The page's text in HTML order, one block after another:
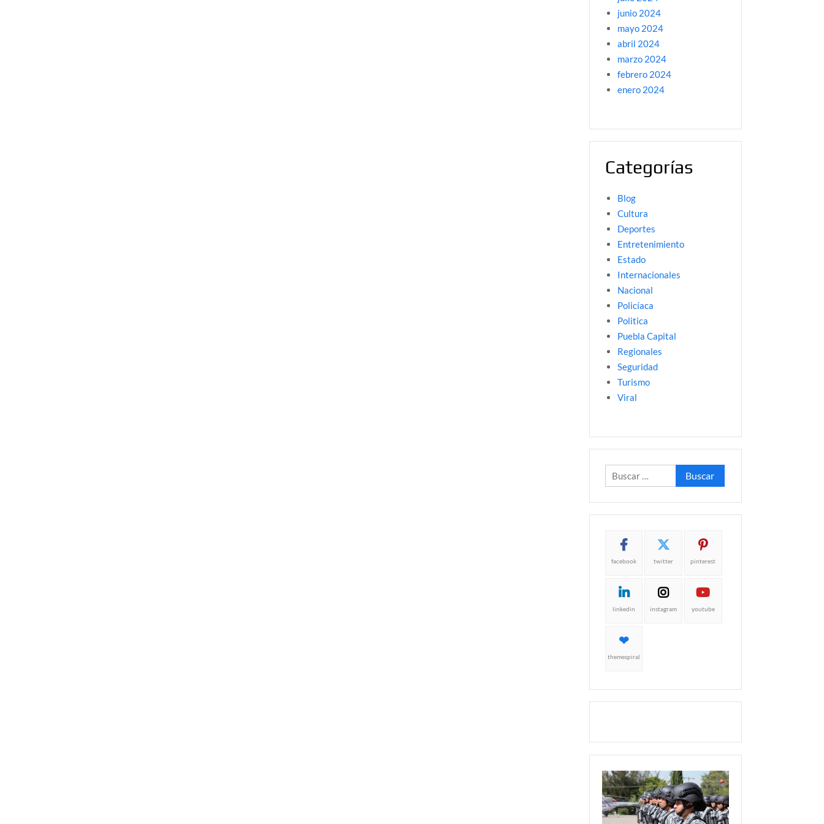
junio 2024
mayo 2024
abril 2024
marzo 2024
febrero 2024
enero 2024
Categorías
Blog
Cultura
Deportes
Entretenimiento
Estado
Internacionales
Nacional
Policíaca
Politica
Puebla Capital
Regionales
Seguridad
Turismo
Viral
Buscar:
facebook twitter pinterest
linkedin instagram youtube
themespiral